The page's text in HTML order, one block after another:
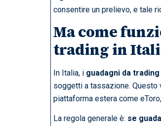
consentire un prelievo, e tale
Ma come
trading in
In Italia, i guadagni da
soggetti a tassazione. Questo
piattaforma estera come
La regola generale è: se